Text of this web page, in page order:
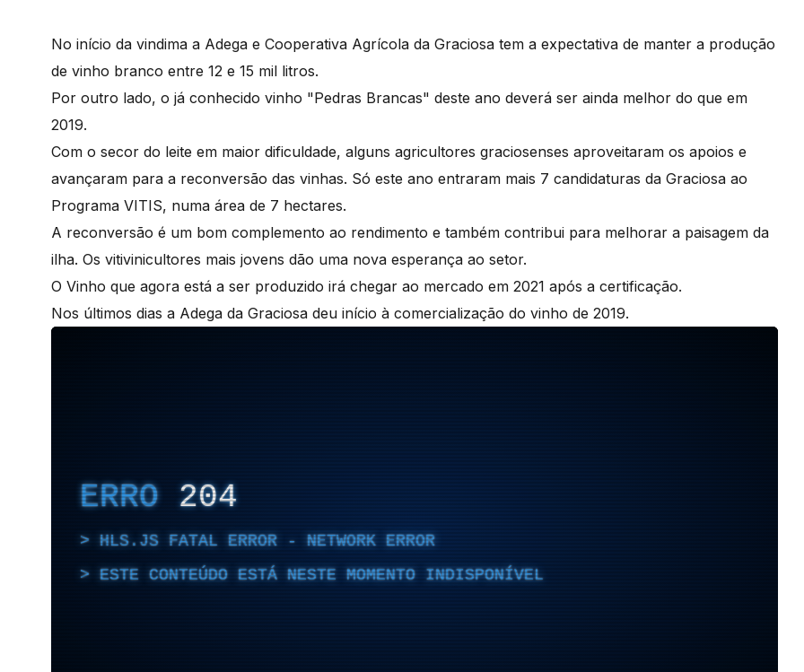
No início da vindima a Adega e Cooperativa Agrícola da Graciosa tem a expectativa de manter a produção
de vinho branco entre 12 e 15 mil litros.
Por outro lado, o já conhecido vinho "Pedras Brancas" deste ano deverá ser ainda melhor do que em
2019.
Com o secor do leite em maior dificuldade, alguns agricultores graciosenses aproveitaram os apoios e
avançaram para a reconversão das vinhas. Só este ano entraram mais 7 candidaturas da Graciosa ao
Programa VITIS, numa área de 7 hectares.
A reconversão é um bom complemento ao rendimento e também contribui para melhorar a paisagem da
ilha. Os vitivinicultores mais jovens dão uma nova esperança ao setor.
O Vinho que agora está a ser produzido irá chegar ao mercado em 2021 após a certificação.
Nos últimos dias a Adega da Graciosa deu início à comercialização do vinho de 2019.